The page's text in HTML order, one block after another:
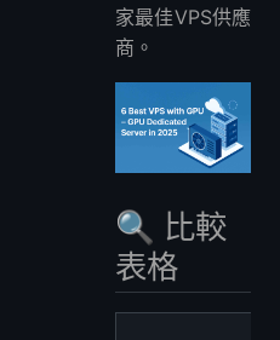
家最佳VPS供應
商。
🔍 比較
表格